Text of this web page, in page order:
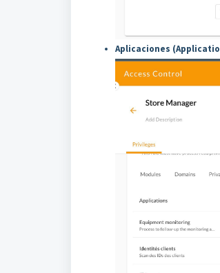
Aplicaciones